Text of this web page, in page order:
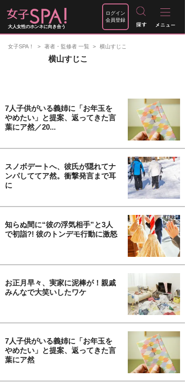
大人女性のホンネに向き合う
ログイン
会員登録
女子SPA！ 著者・監修者 一覧 横山すじこ
横山すじこ
7人子供がいる義姉に「お年玉を
やめたい」と提案、返ってきた言
葉にア然／20...
スノボデートへ、彼氏が隠れてナ
ンパしててア然。衝撃発言まで耳
に
知らぬ間に“彼の浮気相手”と3人
で初詣?! 彼のトンデモ行動に激怒
お正月早々、実家に泥棒が！親戚
みんなで大笑いしたワケ
7人子供がいる義姉に「お年玉を
やめたい」と提案、返ってきた言
葉にア然